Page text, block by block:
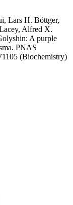
Lars H. Böttger,
Alfred X.
A purple
PNAS
(Biochemistry)